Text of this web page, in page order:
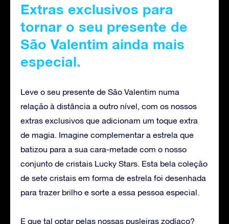
Extras exclusivos para
tornar o seu presente de
São Valentim ainda mais
especial.
Leve o seu presente de São Valentim numa
relação à distância a outro nível, com os nossos
extras exclusivos que adicionam um toque extra
de magia. Imagine complementar a estrela que
batizou para a sua cara-metade com o nosso
conjunto de cristais Lucky Stars. Esta bela coleção
de sete cristais em forma de estrela foi desenhada
para trazer brilho e sorte a essa pessoa especial.
E que tal optar pelas nossas pusleiras zodíaco?